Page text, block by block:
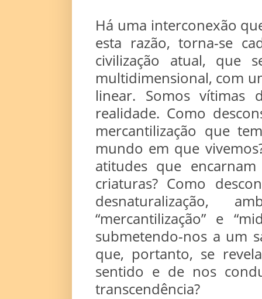
Há uma interconexão
esta razão, torna-se
civilização atual, que
multidimensional, com
linear. Somos
realidade. Como
mercantilização que
mundo em que
atitudes que
criaturas? Como
desnaturalização,
“mercantilização” e
submetendo-nos a um
que, portanto, se
sentido e de nos
transcendência?